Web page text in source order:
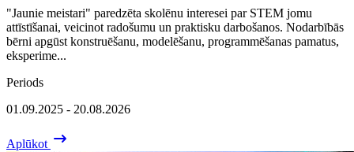
"Jaunie meistari" paredzēta skolēnu interesei par STEM jomu
attīstīšanai, veicinot radošumu un praktisku darbošanos. Nodarbībās
bērni apgūst konstruēšanu, modelēšanu, programmēšanas pamatus,
eksperime...
Periods
01.09.2025 - 20.08.2026
Aplūkot